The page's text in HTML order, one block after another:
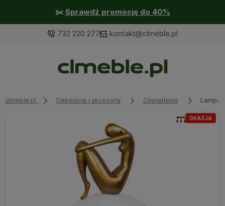
✂️ Sprawdź promocję do 40%
732 220 277 kontakt@clmeble.pl
clmeble.pl Dekoracje i akcesoria Oświetlenie Lampa
OKAZJA